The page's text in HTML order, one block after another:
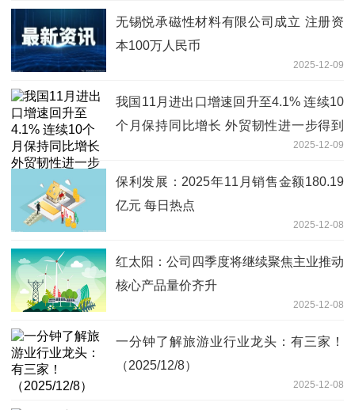
无锡悦承磁性材料有限公司成立 注册资
本100万人民币
2025-12-09
我国11月进出口增速回升至4.1% 连续10
个月保持同比增长 外贸韧性进一步得到
2025-12-09
保利发展：2025年11月销售金额180.19
亿元 每日热点
2025-12-08
红太阳：公司四季度将继续聚焦主业推动
核心产品量价齐升
2025-12-08
一分钟了解旅游业行业龙头：有三家！
（2025/12/8）
2025-12-08